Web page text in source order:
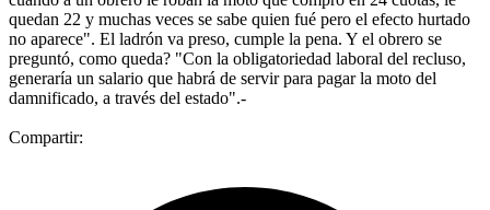
quedan 22 y muchas veces se sabe quien fué pero el efecto hurtado
no aparece". El ladrón va preso, cumple la pena. Y el obrero se
preguntó, como queda? "Con la obligatoriedad laboral del recluso,
generaría un salario que habrá de servir para pagar la moto del
damnificado, a través del estado".-
Compartir: